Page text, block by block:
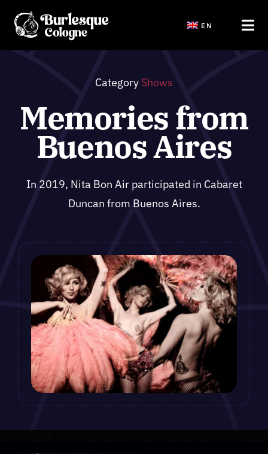
contenido
EN
Shows
Tickets Veranstaltungen
Workshops und JGA
Blog
Über uns
F.A.Q. Workshops
Impressum
Category Shows
Memories from
Buenos Aires
In 2019, Nita Bon Air participated in Cabaret
Duncan from Buenos Aires.